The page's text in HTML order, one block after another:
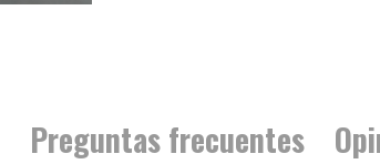
Preguntas frecuentes